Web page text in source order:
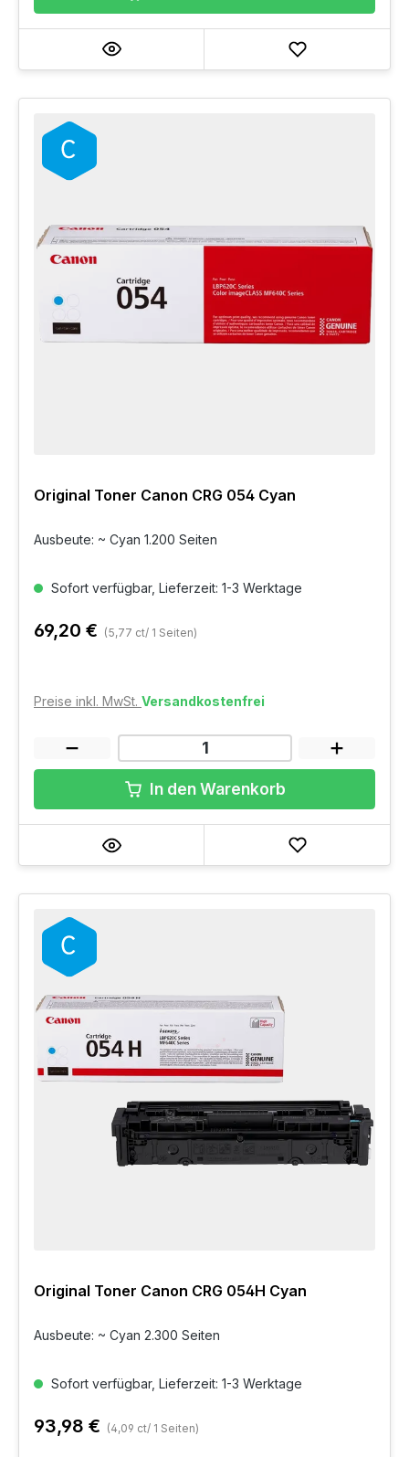
Original Toner Canon CRG 054 Cyan
Ausbeute: ~ Cyan 1.200 Seiten
Sofort verfügbar, Lieferzeit: 1-3 Werktage
69,20 € (5,77 ct/ 1 Seiten)
Preise inkl. MwSt. Versandkostenfrei
In den Warenkorb
Original Toner Canon CRG 054H Cyan
Ausbeute: ~ Cyan 2.300 Seiten
Sofort verfügbar, Lieferzeit: 1-3 Werktage
93,98 € (4,09 ct/ 1 Seiten)